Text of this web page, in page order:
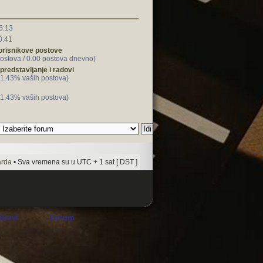
postove
/ 0.00 postova dnevno)
i radovi
vaših postova)
vaših postova)
• Sva vremena su u UTC + 1 sat [ DST ]
Forum